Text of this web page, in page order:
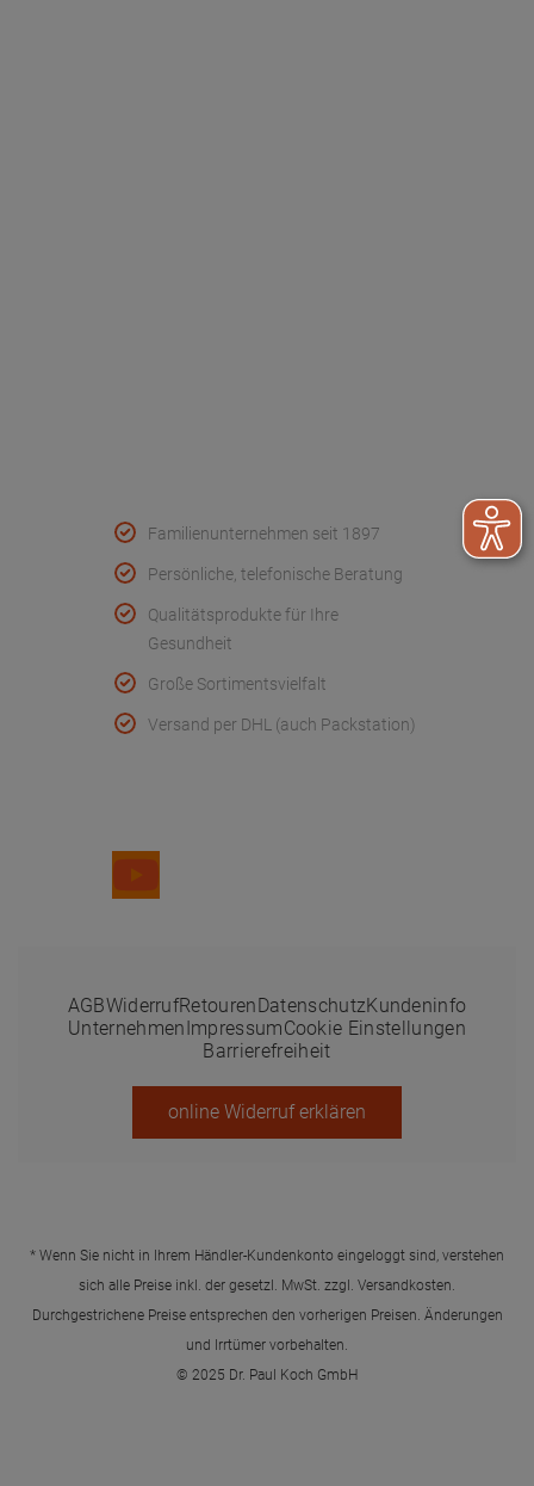
Familienunternehmen seit 1897
Persönliche, telefonische Beratung
Qualitätsprodukte für Ihre
Gesundheit
Große Sortimentsvielfalt
Versand per DHL (auch Packstation)
AGBWiderrufRetourenDatenschutzKundeninfo
UnternehmenImpressumCookie Einstellungen
Barrierefreiheit
online Widerruf erklären
* Wenn Sie nicht in Ihrem Händler-Kundenkonto eingeloggt sind, verstehen
sich alle Preise inkl. der gesetzl. MwSt. zzgl. Versandkosten
Durchgestrichene Preise entsprechen den vorherigen Preisen. Änderungen
und Irrtümer vorbehalten.
© 2025 Dr. Paul Koch GmbH